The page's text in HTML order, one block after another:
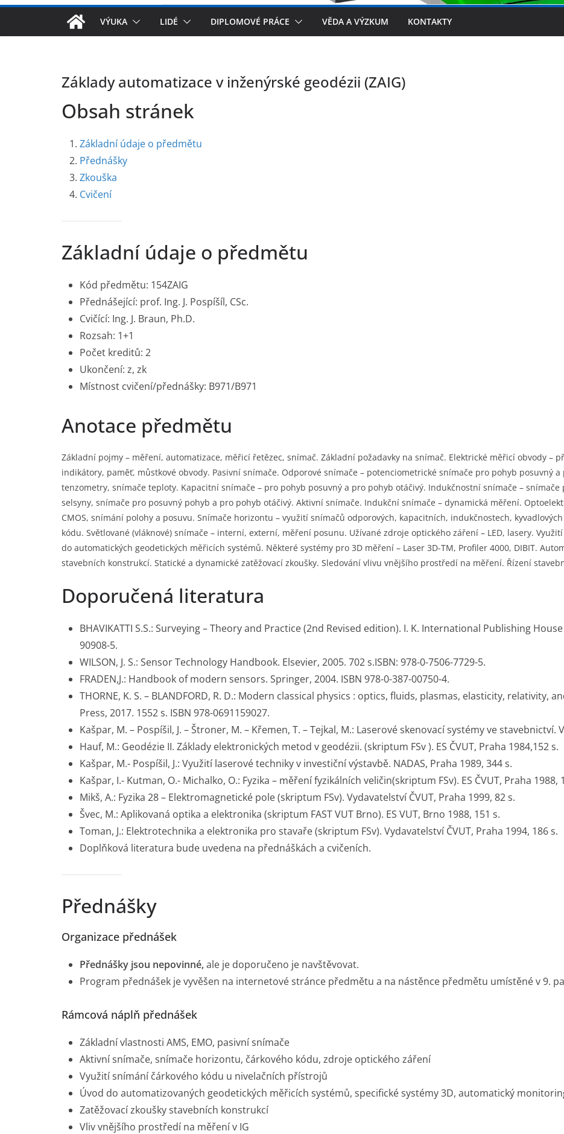
VÝUKA LIDÉ DIPLOMOVÉ PRÁCE VĚDA A VÝZKUM KONTAKTY
Základy automatizace v inženýrské geodézii (ZAIG)
Obsah stránek
Základní údaje o předmětu
Přednášky
Zkouška
Cvičení
Základní údaje o předmětu
Kód předmětu: 154ZAIG
Přednášející: prof. Ing. J. Pospíšíl, CSc.
Cvičící: Ing. J. Braun, Ph.D.
Rozsah: 1+1
Počet kreditů: 2
Ukončení: z, zk
Místnost cvičení/přednášky: B971/B971
Anotace předmětu
Základní pojmy – měření, automatizace, měřicí řetězec, snímač. Základní požadavky na snímač. Elektrické měřicí obvody –
indikátory, paměť, můstkové obvody. Pasivní snímače. Odporové snímače – potenciometrické snímače pro pohyb posuvný
tenzometry, snímače teploty. Kapacitní snímače – pro pohyb posuvný a pro pohyb otáčivý. Indukčnostní snímače –
selsyny, snímače pro posuvný pohyb a pro pohyb otáčivý. Aktivní snímače. Indukční snímače – dynamická měření.
CMOS, snímání polohy a posuvu. Snímače horizontu – využití snímačů odporových, kapacitních, indukčnostech,
kódu. Světlované (vláknové) snímače – interní, externí, měření posunu. Užívané zdroje optického záření – LED, lasery.
do automatických geodetických měřicích systémů. Některé systémy pro 3D měření – Laser 3D-TM, Profiler 4000, DIBIT.
stavebních konstrukcí. Statické a dynamické zatěžovací zkoušky. Sledování vlivu vnějšího prostředí na měření. Řízení
Doporučená literatura
BHAVIKATTI S.S.: Surveying – Theory and Practice (2nd Revised edition). I. K. International Publishing
90908-5.
WILSON, J. S.: Sensor Technology Handbook. Elsevier, 2005. 702 s.ISBN: 978-0-7506-7729-5.
FRADEN,J.: Handbook of modern sensors. Springer, 2004. ISBN 978-0-387-00750-4.
THORNE, K. S. – BLANDFORD, R. D.: Modern classical physics : optics, fluids, plasmas, elasticity, relativity,
Press, 2017. 1552 s. ISBN 978-0691159027.
Kašpar, M. – Pospíšil, J. – Štroner, M. – Křemen, T. – Tejkal, M.: Laserové skenovací systémy ve stavebnictví.
Hauf, M.: Geodézie II. Základy elektronických metod v geodézii. (skriptum FSv ). ES ČVUT, Praha 1984,152 s.
Kašpar, M.- Pospíšil, J.: Využití laserové techniky v investiční výstavbě. NADAS, Praha 1989, 344 s.
Kašpar, I.- Kutman, O.- Michalko, O.: Fyzika – měření fyzikálních veličin(skriptum FSv). ES ČVUT, Praha 1988,
Mikš, A.: Fyzika 28 – Elektromagnetické pole (skriptum FSv). Vydavatelství ČVUT, Praha 1999, 82 s.
Švec, M.: Aplikovaná optika a elektronika (skriptum FAST VUT Brno). ES VUT, Brno 1988, 151 s.
Toman, J.: Elektrotechnika a elektronika pro stavaře (skriptum FSv). Vydavatelství ČVUT, Praha 1994, 186 s.
Doplňková literatura bude uvedena na přednáškách a cvičeních.
Přednášky
Organizace přednášek
Přednášky jsou nepovinné,ale je doporučeno je navštěvovat.
Program přednášek je vyvěšen na internetové stránce předmětu a na nástěnce předmětu umístěné v 9.
Rámcová náplň přednášek
Základní vlastnosti AMS, EMO, pasivní snímače
Aktivní snímače, snímače horizontu, čárkového kódu, zdroje optického záření
Využití snímání čárkového kódu u nivelačních přístrojů
Úvod do automatizovaných geodetických měřicích systémů, specifické systémy 3D, automatický
Zatěžovací zkoušky stavebních konstrukcí
Vliv vnějšího prostředí na měření v IG